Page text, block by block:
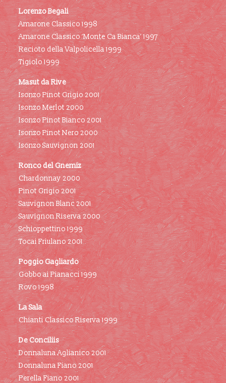
Lorenzo Begali
Amarone Classico 1998
Amarone Classico ‘Monte Ca Bianca’ 1997
Recioto della Valpolicella 1999
Tigiolo 1999
Masut da Rive
Isonzo Pinot Grigio 2001
Isonzo Merlot 2000
Isonzo Pinot Bianco 2001
Isonzo Pinot Nero 2000
Isonzo Sauvignon 2001
Ronco del Gnemiz
Chardonnay 2000
Pinot Grigio 2001
Sauvignon Blanc 2001
Sauvignon Riserva 2000
Schioppettino 1999
Tocai Friulano 2001
Poggio Gagliardo
Gobbo ai Pianacci 1999
Rovo 1998
La Sala
Chianti Classico Riserva 1999
De Conciliis
Donnaluna Aglianico 2001
Donnaluna Fiano 2001
Perella Fiano 2001